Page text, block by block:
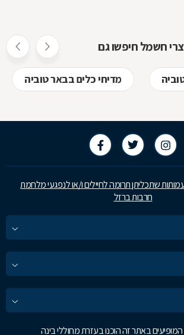
חשמל חיפשו גם
מדיחי כלים בבאר טוביה
שתכליתן תרומה לחיילים ו/או לנפגעי מלחמת
חרבות ברזל
באתר זה הוכנו בעזרת מחוללי בינה